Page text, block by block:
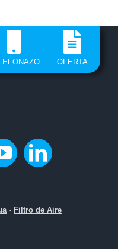
OFERTA
· Filtro de Aire